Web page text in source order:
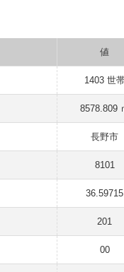
値
1403 世
8578.809
長野市
8101
36.59715
201
00